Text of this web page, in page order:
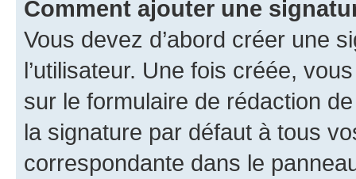
Comment ajouter une
Vous devez d’abord créer une
l’utilisateur. Une fois créée,
sur le formulaire de rédaction
la signature par défaut à tous
correspondante dans le